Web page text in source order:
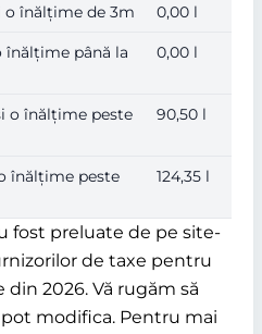
o înălțime de 3m 0,00 l
până la
0,00 l
o înălțime peste
90,50 l
înălțime peste
124,35 l
fost preluate de pe site-
de taxe pentru
2026. Vă rugăm să
modifica. Pentru mai